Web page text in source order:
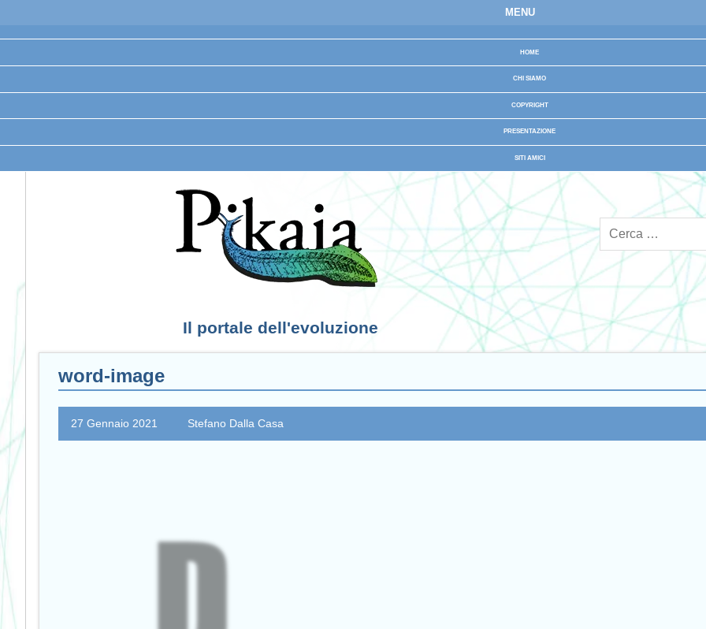
MENU
HOME
CHI SIAMO
COPYRIGHT
PRESENTAZIONE
SITI AMICI
Il portale dell'evoluzione
word-image
27 Gennaio 2021 Stefano Dalla Casa